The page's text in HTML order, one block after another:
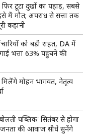
टूटा दुखों का पहाड़, सबसे
में मौत; अपराध से सत्ता तक
कहानी
को बड़ी राहत, DA में
भत्ता 63% पहुंचने की
मोहन भागवत, नेतृत्व
पब्लिक' सितंबर से होगा
की आवाज सीधे सुनेंगे